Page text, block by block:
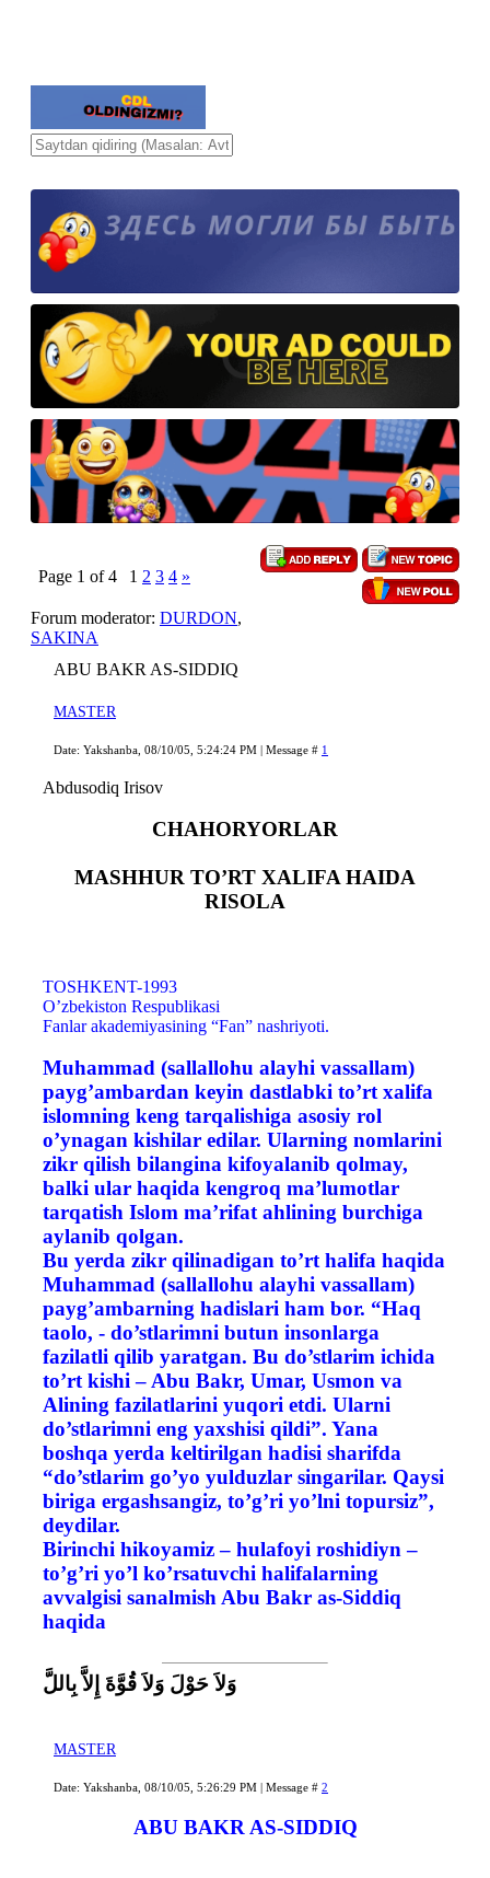
Page 1 of4 1 2 3 4 »
Forum moderator: DURDON,
SAKINA
ABU BAKR AS-SIDDIQ
MASTER
Date: Yakshanba, 08/10/05, 5:24:24 PM | Message # 1
Abdusodiq Irisov
CHAHORYORLAR
MASHHUR TO’RT XALIFA HAIDA
RISOLA
TOSHKENT-1993
O’zbekiston Respublikasi
Fanlar akademiyasining “Fan” nashriyoti.
Muhammad (sallallohu alayhi vassallam)
payg’ambardan keyin dastlabki to’rt xalifa
islomning keng tarqalishiga asosiy rol
o’ynagan kishilar edilar. Ularning nomlarini
zikr qilish bilangina kifoyalanib qolmay,
balki ular haqida kengroq ma’lumotlar
tarqatish Islom ma’rifat ahlining burchiga
aylanib qolgan.
Bu yerda zikr qilinadigan to’rt halifa haqida
Muhammad (sallallohu alayhi vassallam)
payg’ambarning hadislari ham bor. “Haq
taolo, - do’stlarimni butun insonlarga
fazilatli qilib yaratgan. Bu do’stlarim ichida
to’rt kishi – Abu Bakr, Umar, Usmon va
Alining fazilatlarini yuqori etdi. Ularni
do’stlarimni eng yaxshisi qildi”. Yana
boshqa yerda keltirilgan hadisi sharifda
“do’stlarim go’yo yulduzlar singarilar. Qaysi
biriga ergashsangiz, to’g’ri yo’lni topursiz”,
deydilar.
Birinchi hikoyamiz – hulafoyi roshidiyn –
to’g’ri yo’l ko’rsatuvchi halifalarning
avvalgisi sanalmish Abu Bakr as-Siddiq
haqida
وَلاَ حَوْلَ وَلاَ قُوَّةَ إِلاَّ بِاللَّ
MASTER
Date: Yakshanba, 08/10/05, 5:26:29 PM | Message # 2
ABU BAKR AS-SIDDIQ